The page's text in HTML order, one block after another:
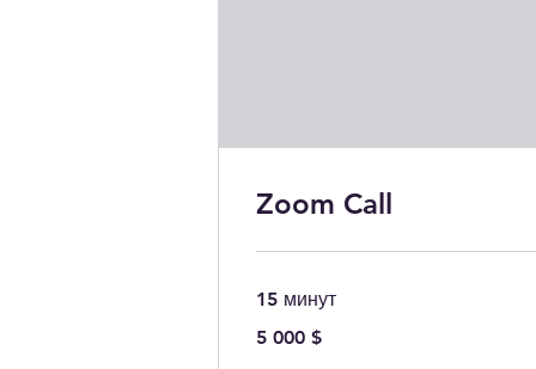
Zoom Call
15 минут
долларов
5 000 $